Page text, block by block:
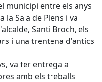
municipi entre els anys
la Sala de Plens i va
Santi Broch, els
i una trentena d'antics
va fer entrega a
amb els treballs